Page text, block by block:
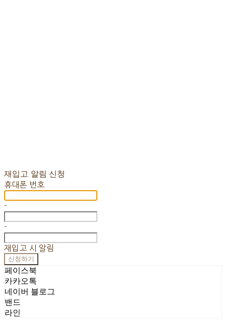
재입고 알림 신청
휴대폰 번호
-
-
재입고 시 알림
신청하기
페이스북
카카오톡
네이버 블로그
밴드
라인